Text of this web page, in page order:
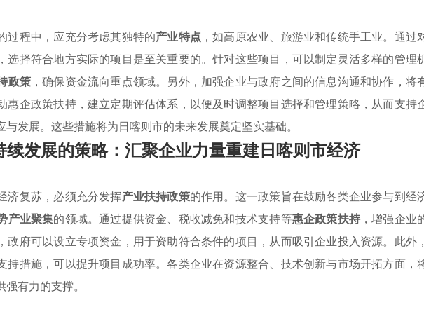
过程中，应充分考虑其独特的产业特点 ，如高原农业、旅游业和传统手工业。通过
选择符合地方实际的项目是至关重要的。针对这些项目，可以制定灵活多样的管理
政策，确保资金流向重点领域。另外，加强企业与政府之间的信息沟通和协作，将
惠企政策扶持，建立定期评估体系，以便及时调整项目选择和管理策略，从而支持
发展。这些措施将为日喀则市的未来发展奠定坚实基础。
续发展的策略：汇聚企业力量重建日喀则市经济
济复苏，必须充分发挥产业扶持政策的作用。这一政策旨在鼓励各类企业参与到经
产业聚集的领域。通过提供资金、税收减免和技术支持等惠企政策扶持，增强企业
政府可以设立专项资金，用于资助符合条件的项目，从而吸引企业投入资源。此外，
持措施，可以提升项目成功率。各类企业在资源整合、技术创新与市场开拓方面，
有力的支撑。